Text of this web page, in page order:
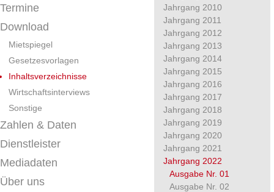
Termine
Download
Mietspiegel
Gesetzesvorlagen
Inhaltsverzeichnisse
Wirtschaftsinterviews
Sonstige
Zahlen & Daten
Dienstleister
Mediadaten
Über uns
Jahrgang 2010
Jahrgang 2011
Jahrgang 2012
Jahrgang 2013
Jahrgang 2014
Jahrgang 2015
Jahrgang 2016
Jahrgang 2017
Jahrgang 2018
Jahrgang 2019
Jahrgang 2020
Jahrgang 2021
Jahrgang 2022
Ausgabe Nr. 01
Ausgabe Nr. 02